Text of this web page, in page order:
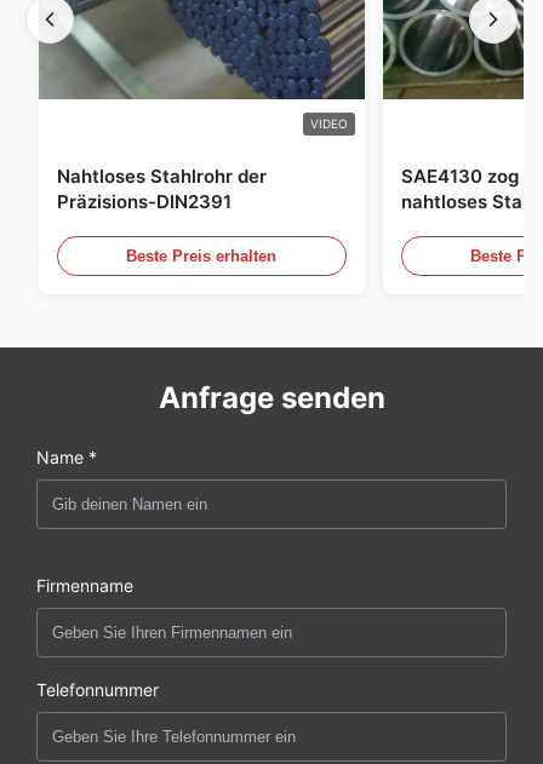
VIDEO
Nahtloses Stahlrohr der
Präzisions-DIN2391
Beste Preis erhalten
SAE4130 zog
nahtloses
Beste
Anfrage senden
Name *
Firmenname
Telefonnummer